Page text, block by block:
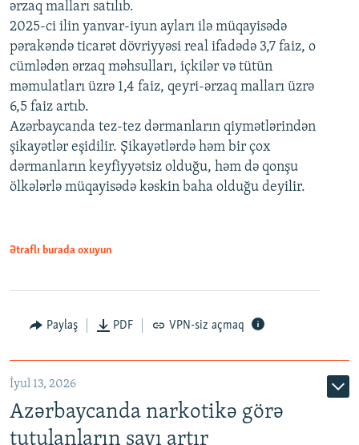
ərzaq malları satılıb.
2025-ci ilin yanvar-iyun ayları ilə müqayisədə
pərakəndə ticarət dövriyyəsi real ifadədə 3,7 faiz, o
cümlədən ərzaq məhsulları, içkilər və tütün
məmulatları üzrə 1,4 faiz, qeyri-ərzaq malları üzrə
6,5 faiz artıb.
Azərbaycanda tez-tez dərmanların qiymətlərindən
şikayətlər eşidilir. Şikayətlərdə həm bir çox
dərmanların keyfiyyətsiz olduğu, həm də qonşu
ölkələrlə müqayisədə kəskin baha olduğu deyilir.
Ətraflı burada oxuyun
Paylaş PDF VPN-siz açmaq
İyul 13, 2026
Azərbaycanda narkotikə görə
tutulanların sayı artır